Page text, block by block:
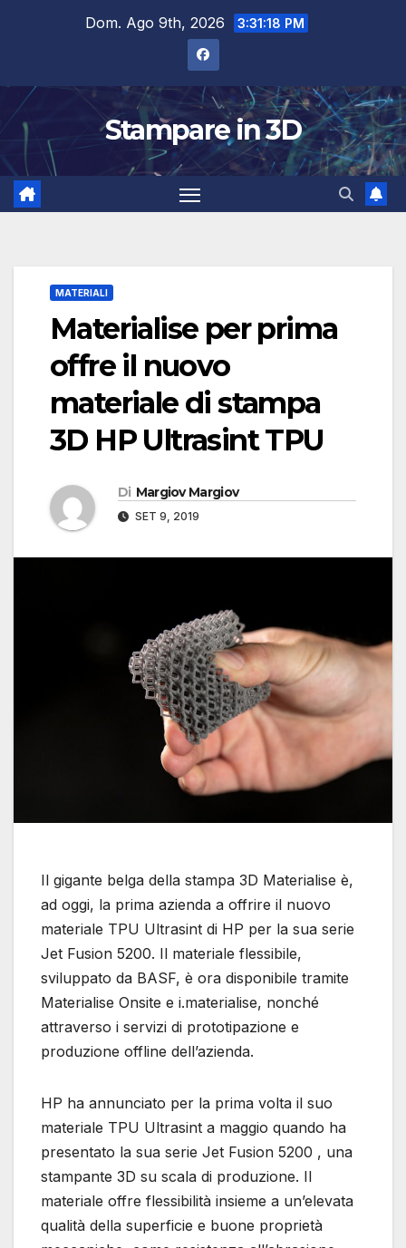
Dom. Ago 9th, 2026 3:31:19 PM
Stampare in 3D
MATERIALI
Materialise per prima
offre il nuovo
materiale di stampa
3D HP Ultrasint TPU
Di Margiov Margiov
SET 9, 2019
Il gigante belga della stampa 3D Materialise è,
ad oggi, la prima azienda a offrire il nuovo
materiale TPU Ultrasint di HP per la sua serie
Jet Fusion 5200. Il materiale flessibile,
sviluppato da BASF, è ora disponibile tramite
Materialise Onsite e i.materialise, nonché
attraverso i servizi di prototipazione e
produzione offline dell’azienda.
HP ha annunciato per la prima volta il suo
materiale TPU Ultrasint a maggio quando ha
presentato la sua serie Jet Fusion 5200 , una
stampante 3D su scala di produzione. Il
materiale offre flessibilità insieme a un’elevata
qualità della superficie e buone proprietà